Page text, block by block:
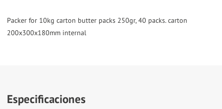
and
Packer for 10kg carton butter packs 250gr, 40 packs. carton
Especificaciones